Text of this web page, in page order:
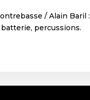
/ Alain Baril :
percussions.